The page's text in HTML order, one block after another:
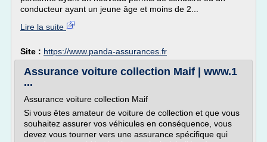
conducteur ayant un jeune âge et moins de 2...
Lire la suite
Site : https://www.panda-assurances.fr
Assurance voiture collection Maif | www.1
...
Assurance voiture collection Maif
Si vous êtes amateur de voiture de collection et que vous
souhaitez assurer vos véhicules en conséquence, vous
devez vous tourner vers une assurance spécifique qui